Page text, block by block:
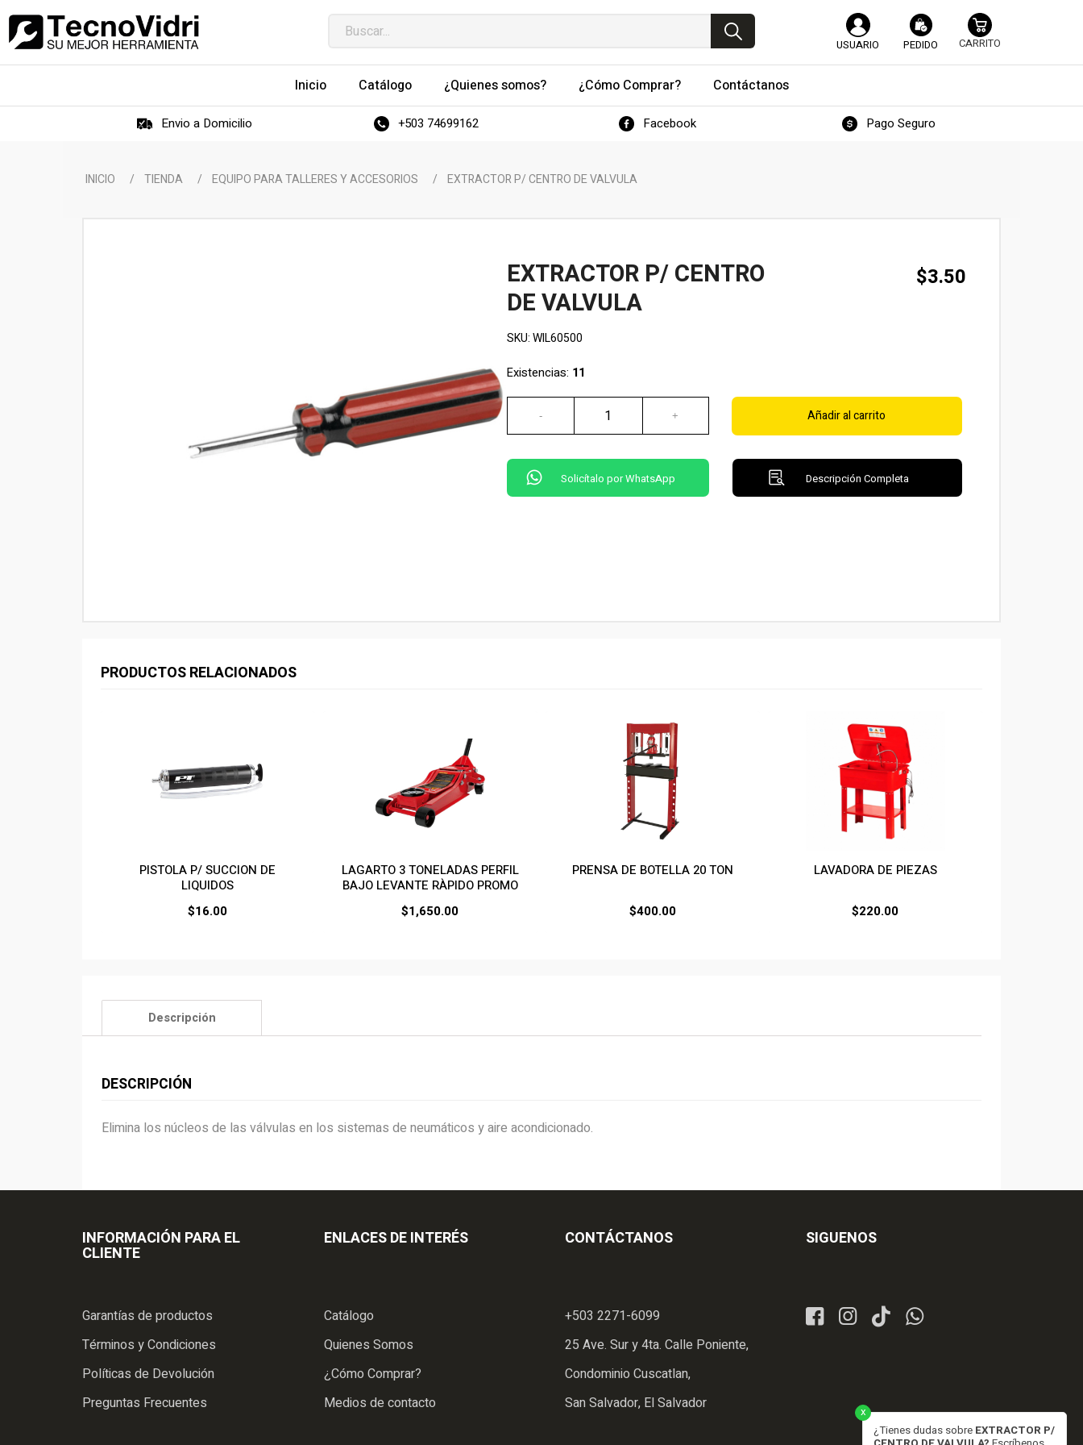
USUARIO PEDIDO
Inicio Catálogo ¿Quienes somos? ¿Cómo Comprar? Contáctanos
Envio a Domicilio +503 74699162 Facebook Pago Seguro
INICIO / TIENDA / EQUIPO PARA TALLERES Y ACCESORIOS / EXTRACTOR P/ CENTRO DE VALVULA
EXTRACTOR P/ CENTRO
DE VALVULA
$3.50
SKU:WIL60500
Existencias: 11
Añadir al carrito
Solicítalo por WhatsApp Descripción Completa
PRODUCTOS RELACIONADOS
PISTOLA P/ SUCCION DE
LIQUIDOS
$16.00
LAGARTO 3 TONELADAS PERFIL
BAJO LEVANTE RÀPIDO PROMO
$1,650.00
PRENSA DE BOTELLA 20 TON
$400.00
LAVADORA DE PIEZAS
$220.00
Descripción
DESCRIPCIÓN
Elimina los núcleos de las válvulas en los sistemas de neumáticos y aire acondicionado.
INFORMACIÓN PARA EL
CLIENTE
Garantías de productos
Términos y Condiciones
Políticas de Devolución
Preguntas Frecuentes
ENLACES DE INTERÉS
Catálogo
Quienes Somos
¿Cómo Comprar?
Medios de contacto
CONTÁCTANOS
+503 2271-6099
25 Ave. Sur y 4ta. Calle Poniente,
Condominio Cuscatlan,
San Salvador, El Salvador
SIGUENOS
x
¿Tienes dudas sobre EXTRACTOR P/